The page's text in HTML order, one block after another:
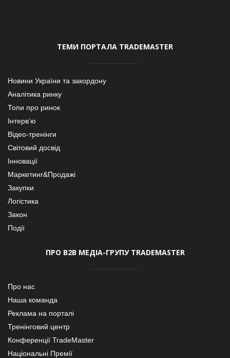
ТЕМИ ПОРТАЛА TRADEMASTER
Новини України та закордону
Аналітика ринку
Топи про ринок
Інтерв’ю
Відео-тренінги
Світовий досвід
Інновації
Маркетинг&Продажі
Закупки
Логістика
Закон
Події
ПРО В2В МЕДІА-ГРУПУ TRADEMASTER
Про нас
Наша команда
Реклама на порталі
Тренінговий центр
Конференції TradeMaster
Національні Премії